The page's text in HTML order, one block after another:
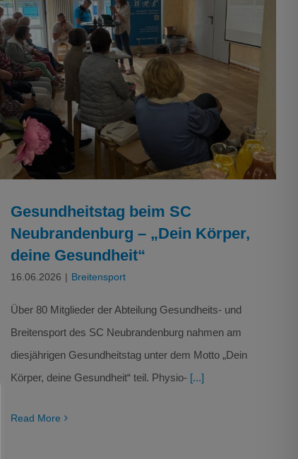
Gesundheitstag beim SC Neubrandenburg –
„Dein Körper, deine Gesundheit“
Gesundheitstag beim SC
Neubrandenburg – „Dein Körper,
deine Gesundheit“
16.06.2026 | Breitensport
Über 80 Mitglieder der Abteilung Gesundheits- und
Breitensport des SC Neubrandenburg nahmen am
diesjährigen Gesundheitstag unter dem Motto „Dein
Körper, deine Gesundheit“ teil. Physio- [...]
Read More